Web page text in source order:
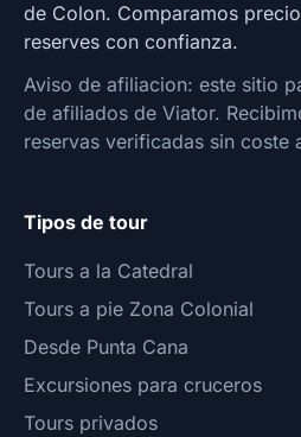
de Colon. Comparamos
reserves con confianza.
Aviso de afiliacion: este sitio
de afiliados de Viator.
reservas verificadas sin coste
Tipos de tour
Tours a la Catedral
Tours a pie Zona Colonial
Desde Punta Cana
Excursiones para cruceros
Tours privados